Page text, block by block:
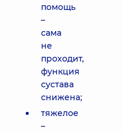
помощь
–
сама
не
проходит,
функция
сустава
снижена;
тяжелое
–